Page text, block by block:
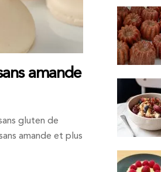
amande
gluten de
amande et plus